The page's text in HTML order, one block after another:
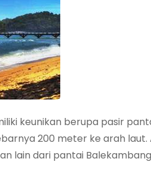
keunikan berupa pasir
200 meter ke arah
lain dari pantai